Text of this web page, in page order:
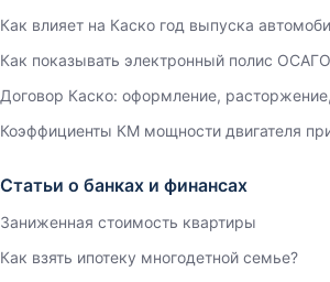
Как влияет на Каско год выпуска
Как показывать электронный полис
Договор Каско: оформление,
Коэффициенты КМ мощности двигателя
Статьи о банках и финансах
Заниженная стоимость квартиры
Как взять ипотеку многодетной семье?